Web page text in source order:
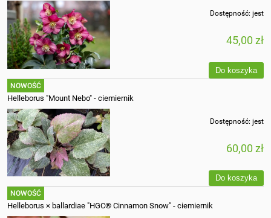
Dostępność: jest
45,00 zł
Do koszyka
Helleborus "Mount Nebo" - ciemiernik
Dostępność: jest
60,00 zł
Do koszyka
NOWOŚĆ
Helleborus × ballardiae "HGC® Cinnamon Snow" - ciemiernik
NOWOŚĆ